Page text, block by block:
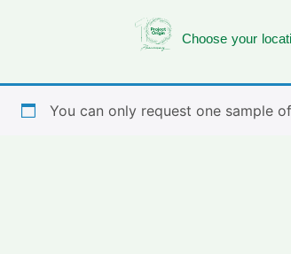
Choose your
You can only request one sample